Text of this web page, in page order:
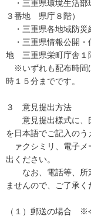
・三重県環境生活部
３番地 県庁８階）
・三重県各地域防災
・三重県情報公開・
地 三重県栄町庁舎１
※いずれも配布時間
時１５分までです。
３ 意見提出方法
意見提出様式に、
を日本語でご記入のう
ァクシミリ、電子メ
出ください。
なお、電話等、所定
ませんので、ご了承く
（１）郵送の場合 ※